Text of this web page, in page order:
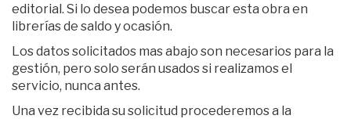
editorial. Si lo desea podemos buscar esta obra en
librerías de saldo y ocasión.
Los datos solicitados mas abajo son necesarios para la
gestión, pero solo serán usados si realizamos el
servicio, nunca antes.
Una vez recibida su solicitud procederemos a la